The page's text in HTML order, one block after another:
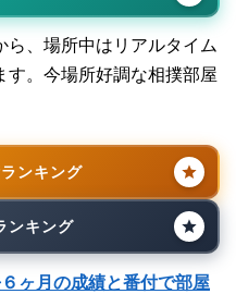
、場所中はリアルタイム
す。今場所好調な相撲部屋
ンキング
ンキング
ヶ月の成績と番付で部屋